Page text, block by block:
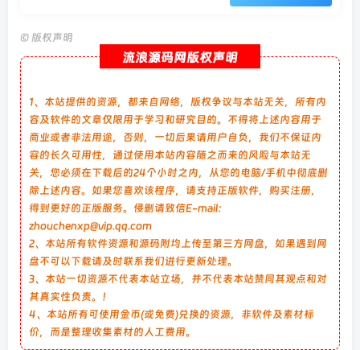
© 版权声明
流浪源码网版权声明
1、本站提供的资源，都来自网络，版权争议与本站无关，所有内
容及软件的文章仅限用于学习和研究目的。不得将上述内容用于
商业或者非法用途，否则，一切后果请用户自负，我们不保证内
容的长久可用性，通过使用本站内容随之而来的风险与本站无
关，您必须在下载后的24个小时之内，从您的电脑/手机中彻底删
除上述内容。如果您喜欢该程序，请支持正版软件，购买注册，
得到更好的正版服务。侵删请致信E-mail：
zhouchenxp@vip.qq.com
2、本站所有软件资源和源码附均上传至第三方网盘，如果遇到网
盘不可以下载请及时联系我们进行更新处理。
3、本站一切资源不代表本站立场，并不代表本站赞同其观点和对
其真实性负责。！
4、本站所有可使用金币(或免费)兑换的资源，非软件及素材标
价，而是整理收集素材的人工费用。